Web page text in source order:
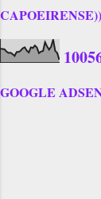
1005
GOOGLE